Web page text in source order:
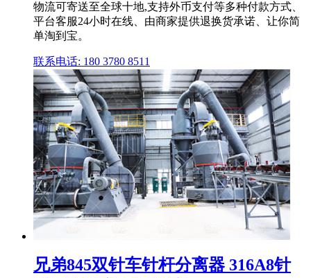
物流可寄送至全球十地,支持外币支付等多种付款方式、
平台客服24小时在线、由商家提供退换货承诺、让你简
单淘到宝。
联系电话: 180 3780 8511
兄弟845双针车针杆分离器 316A8针